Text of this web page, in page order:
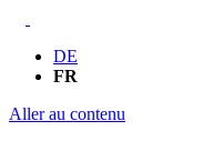
DE
FR
Aller au contenu